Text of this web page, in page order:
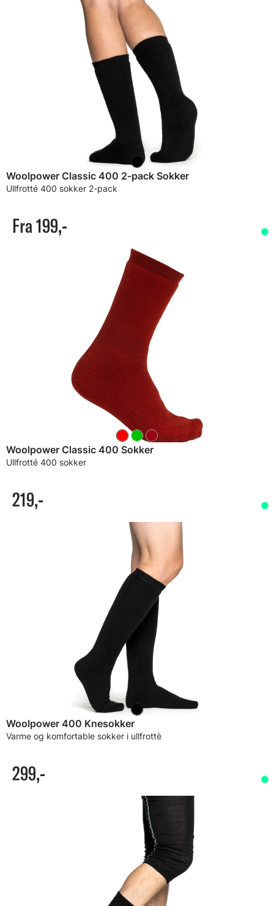
Woolpower Classic 400 2-pack Sokker
Ullfrotté 400 sokker 2-pack
Fra 199,-
Woolpower Classic 400 Sokker
Ullfrotté 400 sokker
219,-
Woolpower 400 Knesokker
Varme og komfortable sokker i ullfrottè
299,-